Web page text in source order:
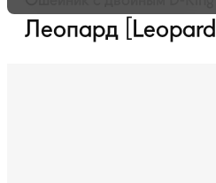
Леопард [Leopard]